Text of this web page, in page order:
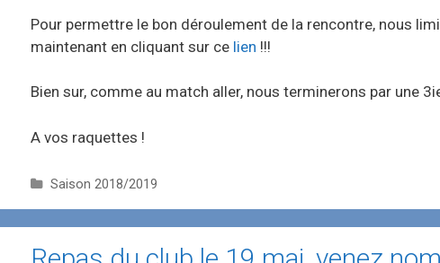
Pour permettre le bon déroulement de la rencontre, nous
maintenant en cliquant sur ce lien !!!
Bien sur, comme au match aller, nous terminerons par une
A vos raquettes !
C
g
Saison 2018/2019